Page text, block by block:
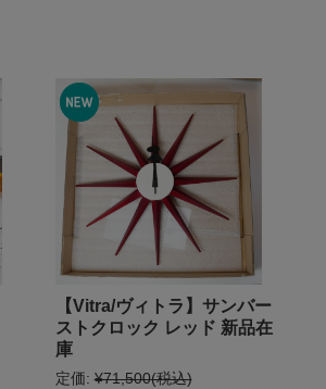
【Vitra/ヴィトラ】サンバー
ストクロック レッド 新品在
庫
定価: ¥71,500(税込)